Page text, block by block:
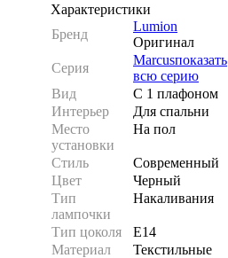
Характеристики
Бренд
Lumion
Оригинал
Серия
Marcusпоказать
всю серию
Вид
С 1 плафоном
Интерьер
Для спальни
Место
установки
На пол
Стиль
Современный
Цвет
Черный
Тип
лампочки
Накаливания
Тип цоколя
E14
Материал
Текстильные